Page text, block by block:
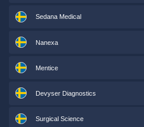
Sedana Medical
Nanexa
Mentice
Devyser Diagnostics
Surgical Science